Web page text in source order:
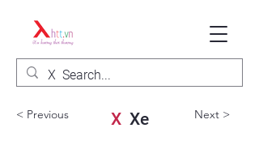
< Previous XXe Next >